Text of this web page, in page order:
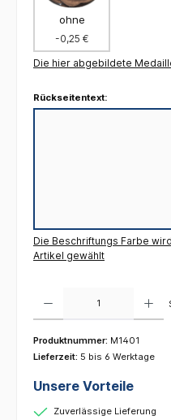
ohne
-0,25 €
Die hier abgebildete
Rückseitentext:
Die Beschriftungs Farbe
Artikel gewählt
Produktnummer: M1401
Lieferzeit: 5 bis 6 Werktage
Unsere Vorteile
Zuverlässige Lieferung